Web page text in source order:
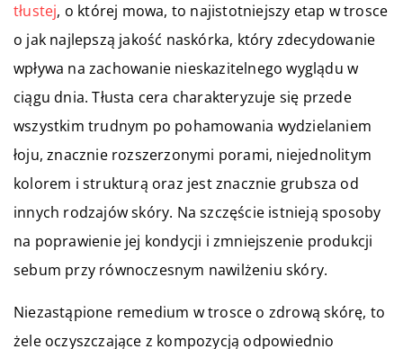
tłustej, o której mowa, to najistotniejszy etap w trosce
o jak najlepszą jakość naskórka, który zdecydowanie
wpływa na zachowanie nieskazitelnego wyglądu w
ciągu dnia. Tłusta cera charakteryzuje się przede
wszystkim trudnym po pohamowania wydzielaniem
łoju, znacznie rozszerzonymi porami, niejednolitym
kolorem i strukturą oraz jest znacznie grubsza od
innych rodzajów skóry. Na szczęście istnieją sposoby
na poprawienie jej kondycji i zmniejszenie produkcji
sebum przy równoczesnym nawilżeniu skóry.
Niezastąpione remedium w trosce o zdrową skórę, to
żele oczyszczające z kompozycją odpowiednio